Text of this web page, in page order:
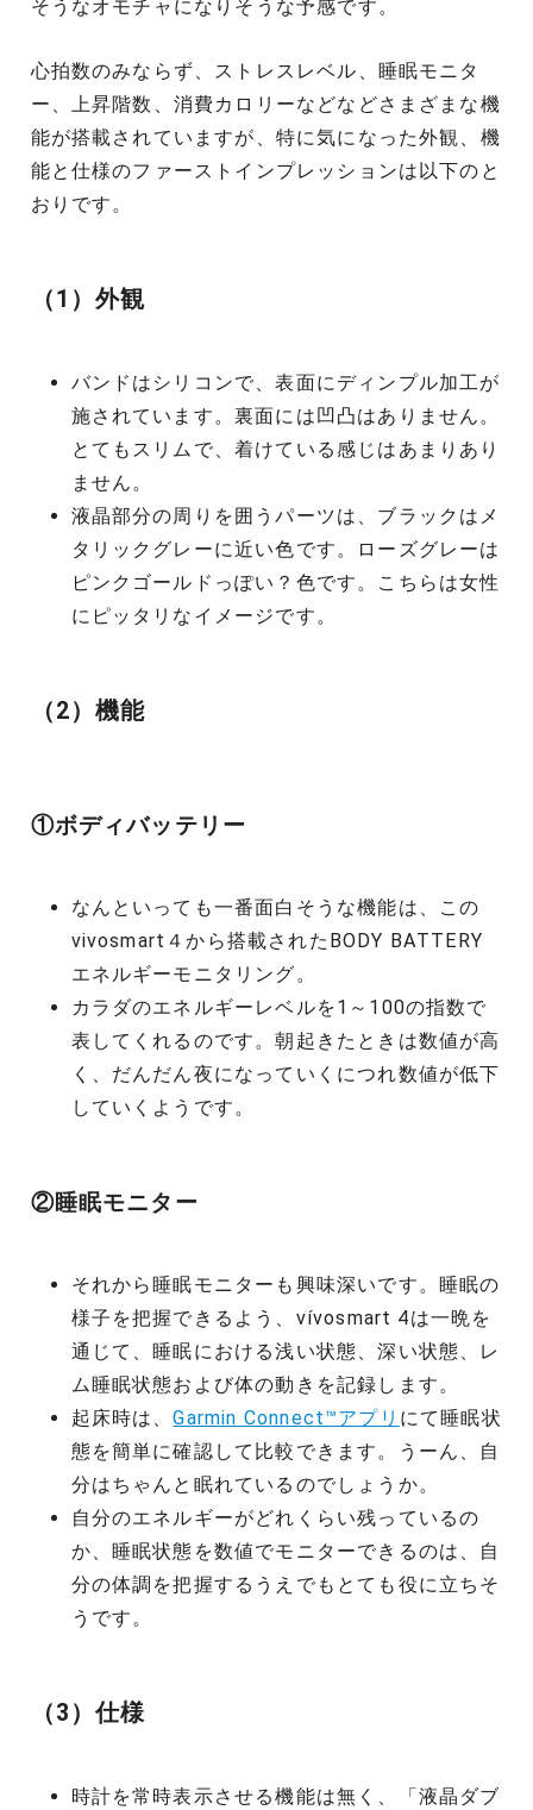
そうなオモチャになりそうな予感です。
心拍数のみならず、ストレスレベル、睡眠モニタ
ー、上昇階数、消費カロリーなどなどさまざまな機
能が搭載されていますが、特に気になった外観、機
能と仕様のファーストインプレッションは以下のと
おりです。
（1）外観
バンドはシリコンで、表面にディンプル加工が
施されています。裏面には凹凸はありません。
とてもスリムで、着けている感じはあまりあり
ません。
液晶部分の周りを囲うパーツは、ブラックはメ
タリックグレーに近い色です。ローズグレーは
ピンクゴールドっぽい？色です。こちらは女性
にピッタリなイメージです。
（2）機能
①ボディバッテリー
なんといっても一番面白そうな機能は、この
vivosmart４から搭載されたBODY BATTERY
エネルギーモニタリング。
カラダのエネルギーレベルを1～100の指数で
表してくれるのです。朝起きたときは数値が高
く、だんだん夜になっていくにつれ数値が低下
していくようです。
②睡眠モニター
それから睡眠モニターも興味深いです。睡眠の
様子を把握できるよう、vívosmart 4は一晩を
通じて、睡眠における浅い状態、深い状態、レ
ム睡眠状態および体の動きを記録します。
起床時は、Garmin Connect™アプリ にて睡眠状
態を簡単に確認して比較できます。うーん、自
分はちゃんと眠れているのでしょうか。
自分のエネルギーがどれくらい残っているの
か、睡眠状態を数値でモニターできるのは、自
分の体調を把握するうえでもとても役に立ちそ
うです。
（3）仕様
時計を常時表示させる機能は無く、「液晶ダブ